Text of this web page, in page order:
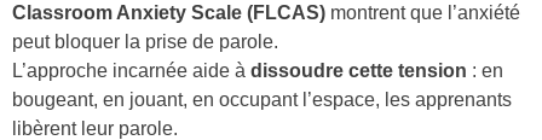
Classroom Anxiety Scale (FLCAS) montrent que l’anxiété
peut bloquer la prise de parole.
L’approche incarnée aide à dissoudre cette tension : en
bougeant, en jouant, en occupant l’espace, les apprenants
libèrent leur parole.